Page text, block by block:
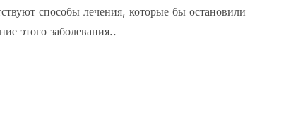
способы лечения, которые бы остановили
этого заболевания..